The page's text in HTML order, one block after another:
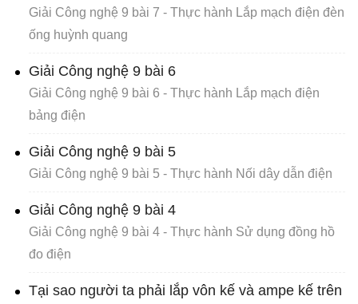
Giải Công nghệ 9 bài 7 - Thực hành Lắp mạch điện đèn
ống huỳnh quang
Giải Công nghệ 9 bài 6
Giải Công nghệ 9 bài 6 - Thực hành Lắp mạch điện
bảng điện
Giải Công nghệ 9 bài 5
Giải Công nghệ 9 bài 5 - Thực hành Nối dây dẫn điện
Giải Công nghệ 9 bài 4
Giải Công nghệ 9 bài 4 - Thực hành Sử dụng đồng hồ
đo điện
Tại sao người ta phải lắp vôn kế và ampe kế trên